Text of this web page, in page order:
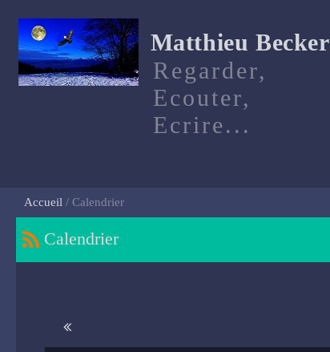
Matthieu Becker
Regarder,
Ecouter,
Ecrire...
Accueil Calendrier
Calendrier